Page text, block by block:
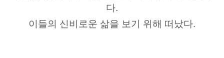
다.
이들의 신비로운 삶을 보기 위해 떠났다.